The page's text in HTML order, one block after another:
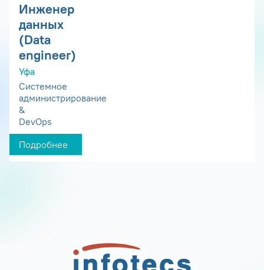
Инженер
данных
(Data
engineer)
Уфа
Системное
администрирование
&
DevOps
Подробнее